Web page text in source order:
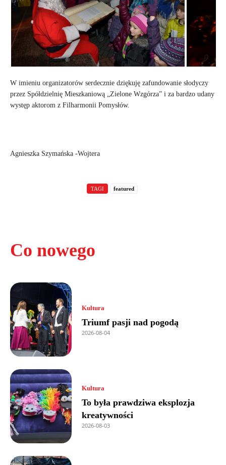
Co nowego
Kultura
Triumf pasji nad pogodą
2026-08-04
Kultura
To była prawdziwa eksplozja
kreatywności
2026-08-03
W imieniu organizatorów serdecznie dziękuję zafundowanie słodyczy
przez Spółdzielnię Mieszkaniową „Zielone Wzgórza” i za bardzo udany
występ aktorom z Filharmonii Pomysłów.
Agnieszka Szymańska -Wojtera
TAGI featured